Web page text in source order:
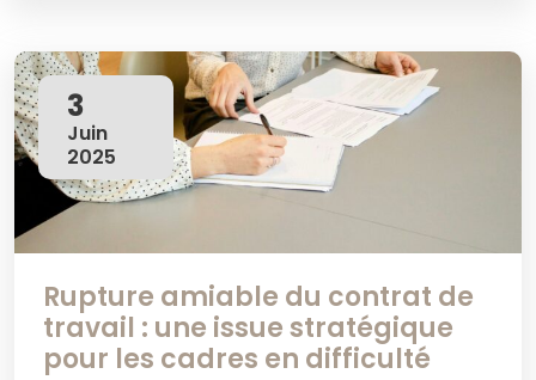
Rupture amiable du contrat de
travail : une issue stratégique
pour les cadres en difficulté
3
Juin
2025